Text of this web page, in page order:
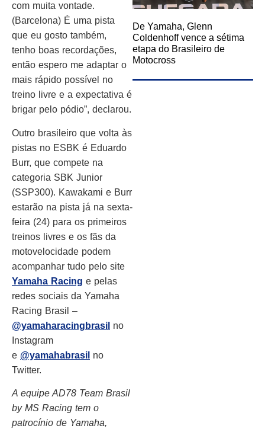
com muita vontade.
(Barcelona) É uma pista
que eu gosto também,
tenho boas recordações,
então espero me adaptar o
mais rápido possível no
treino livre e a expectativa é
brigar pelo pódio”, declarou.
Outro brasileiro que volta às
pistas no ESBK é Eduardo
Burr, que compete na
categoria SBK Junior
(SSP300). Kawakami e Burr
estarão na pista já na sexta-
feira (24) para os primeiros
treinos livres e os fãs da
motovelocidade podem
acompanhar tudo pelo site
Yamaha Racing e pelas
redes sociais da Yamaha
Racing Brasil –
@yamaharacingbrasil no
Instagram
e @yamahabrasil no
Twitter.
A equipe AD78 Team Brasil
by MS Racing tem o
patrocínio de Yamaha,
De Yamaha, Glenn
Coldenhoff vence a sétima
etapa do Brasileiro de
Motocross